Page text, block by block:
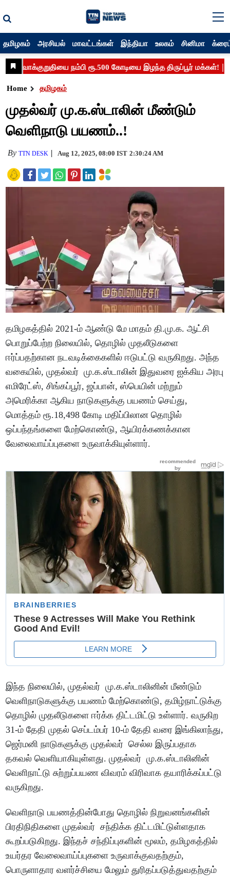
தமிழகம் அரசியல் மாவட்டங்கள் இந்தியா உலகம் சினிமா
Home தமிழகம்
முதல்வர் மு.க.ஸ்டாலின் மீண்டும்
வெளிநாடு பயணம்..!
ByTTN DESK Aug 12, 2025, 08:00 IST 2:30:24 AM
தமிழகத்தில் 2021-ம் ஆண்டு மே மாதம் தி.மு.க. ஆட்சி
பொறுப்பேற்ற நிலையில், தொழில் முதலீடுகளை
ஈர்ப்பதற்கான நடவடிக்கைகளில் ஈடுபட்டு வருகிறது. அந்த
வகையில், முதல்வர் மு.க.ஸ்டாலின் இதுவரை ஐக்கிய அரபு
எமிரேட்ஸ், சிங்கப்பூர், ஜப்பான், ஸ்பெயின் மற்றும்
அமெரிக்கா ஆகிய நாடுகளுக்கு பயணம் செய்து,
மொத்தம் ரூ.18,498 கோடி மதிப்பிலான தொழில்
ஒப்பந்தங்களை மேற்கொண்டு, ஆயிரக்கணக்கான
வேலைவாய்ப்புகளை உருவாக்கியுள்ளார்.
இந்த நிலையில், முதல்வர் மு.க.ஸ்டாலினின் மீண்டும்
வெளிநாடுகளுக்கு பயணம் மேற்கொண்டு, தமிழ்நாட்டுக்கு
தொழில் முதலீடுகளை ஈர்க்க திட்டமிட்டு உள்ளார். வருகிற
31-ம் தேதி முதல் செப்டம்பர் 10-ம் தேதி வரை இங்கிலாந்து,
ஜெர்மனி நாடுகளுக்கு முதல்வர் செல்ல இருப்பதாக
தகவல் வெளியாகியுள்ளது. முதல்வர் மு.க.ஸ்டாலினின்
வெளிநாட்டு சுற்றுப்பயண விவரம் விரிவாக தயாரிக்கப்பட்டு
வருகிறது.
வெளிநாடு பயணத்தின்போது தொழில் நிறுவனங்களின்
பிரதிநிதிகளை முதல்வர் சந்திக்க திட்டமிட்டுள்ளதாக
கூறப்படுகிறது. இந்தச் சந்திப்புகளின் மூலம், தமிழகத்தில்
உயர்தர வேலைவாய்ப்புகளை உருவாக்குவதற்கும்,
பொருளாதார வளர்ச்சியை மேலும் துரிதப்படுத்துவதற்கும்